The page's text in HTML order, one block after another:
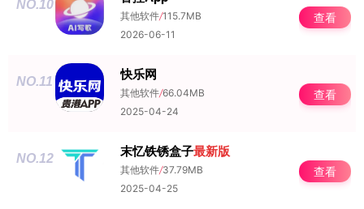
NO.10
其他软件/115.7MB
2026-06-11
查看
NO.11 快乐网
其他软件/66.04MB
2025-04-24
查看
NO.12 末忆铁锈盒子最新版
其他软件/37.79MB
2025-04-25
查看